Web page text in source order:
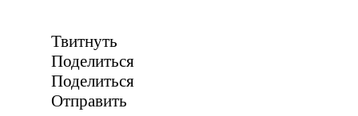
Твитнуть
Поделиться
Поделиться
Отправить